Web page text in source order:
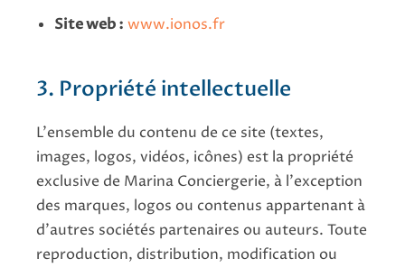
Site web : www.ionos.fr
3. Propriété intellectuelle
L'ensemble du contenu de ce site (textes,
images, logos, vidéos, icônes) est la propriété
exclusive de Marina Conciergerie, à l'exception
des marques, logos ou contenus appartenant à
d'autres sociétés partenaires ou auteurs. Toute
reproduction, distribution, modification ou